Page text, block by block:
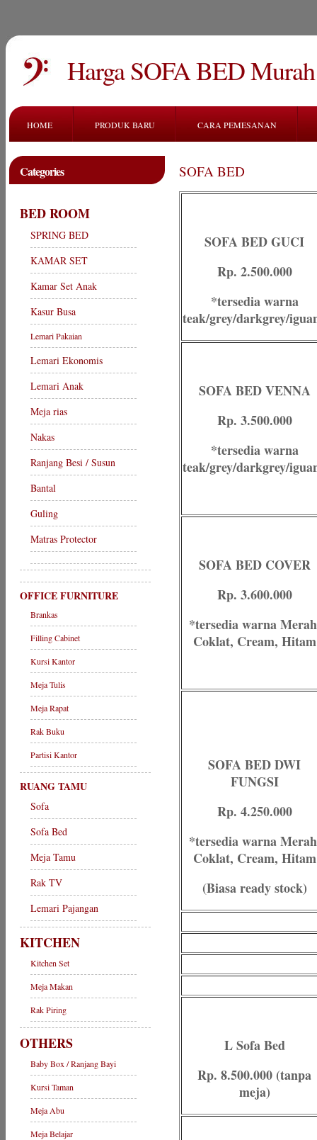
Harga SOFA BED Murah
HOME PRODUK BARU CARA PEMESANAN
Categories
BED ROOM
SPRING BED
KAMAR SET
Kamar Set Anak
Kasur Busa
Lemari Pakaian
Lemari Ekonomis
Lemari Anak
Meja rias
Nakas
Ranjang Besi / Susun
Bantal
Guling
Matras Protector
OFFICE FURNITURE
Brankas
Filling Cabinet
Kursi Kantor
Meja Tulis
Meja Rapat
Rak Buku
Partisi Kantor
RUANG TAMU
Sofa
Sofa Bed
Meja Tamu
Rak TV
Lemari Pajangan
KITCHEN
Kitchen Set
Meja Makan
Rak Piring
OTHERS
Baby Box / Ranjang Bayi
Kursi Taman
Meja Abu
Meja Belajar
SOFA BED
SOFA BED GUCI
Rp. 2.500.000
*tersedia warna
teak/grey/darkgrey/
SOFA BED VENNA
Rp. 3.500.000
*tersedia warna
teak/grey/darkgrey/
SOFA BED COVER
Rp. 3.600.000
*tersedia warna
Coklat, Cream, Hitam
SOFA BED DWI
FUNGSI
Rp. 4.250.000
*tersedia warna
Coklat, Cream, Hitam
(Biasa ready stock)
L Sofa Bed
Rp. 8.500.000 (tanpa
meja)